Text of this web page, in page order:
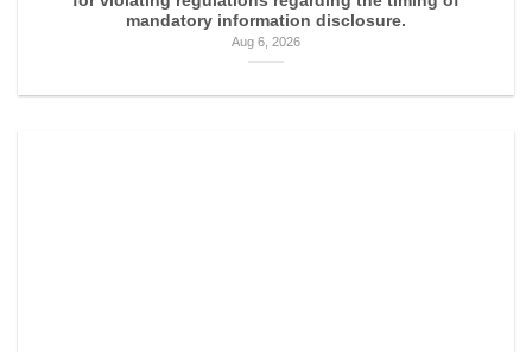
mandatory information disclosure.
Aug 6, 2026